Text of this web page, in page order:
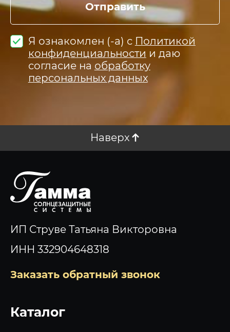
Отправить
Я ознакомлен (-а) с Политикой
конфиденциальности и даю
согласие на обработку
персональных данных
Наверх
ИП Струве Татьяна Викторовна
ИНН 332904648318
Заказать обратный звонок
Каталог